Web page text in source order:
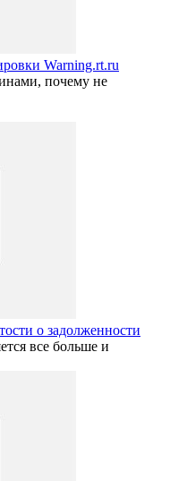
Warning.rt.ru
почему не
о задолженности
все больше и